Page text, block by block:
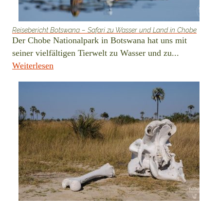
Reisebericht Botswana – Safari zu Wasser und Land in Chobe
Der Chobe Nationalpark in Botswana hat uns mit
seiner vielfältigen Tierwelt zu Wasser und zu...
Weiterlesen